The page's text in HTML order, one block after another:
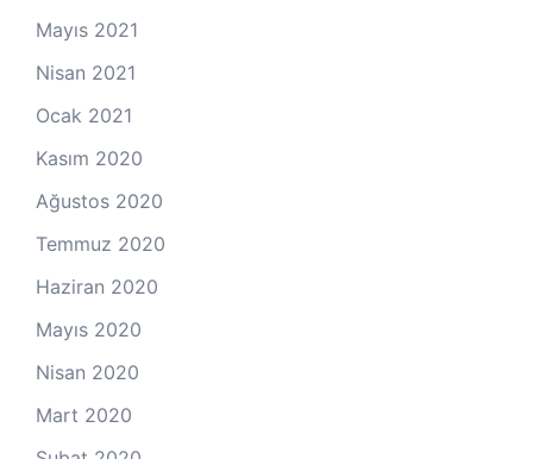
Mayıs 2021
Nisan 2021
Ocak 2021
Kasım 2020
Ağustos 2020
Temmuz 2020
Haziran 2020
Mayıs 2020
Nisan 2020
Mart 2020